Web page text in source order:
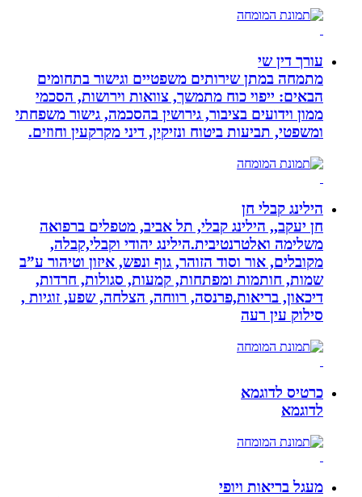
עורך דין שי
מתמחה במתן שירותים משפטיים וגישור בתחומים
הבאים: ייפוי כוח מתמשך, צוואות וירושות, הסכמי
ממון וידועים בציבור, גירושין בהסכמה, גישור משפחתי
ומשפטי, תביעות ביטוח ונזיקין, דיני מקרקעין וחוזים.
הילינג קבלי חן
חן יעקב,, הילינג קבלי, תל אביב, מטפלים ברפואה
משלימה ואלטרנטיבית.הילינג יהודי וקבלי,קבלה,
מקובלים, אור וסוד הזוהר, גוף ונפש, איזון וטיהור ע”ב
שמות, חותמות ומפתחות, קמעות, סגולות, חרדות,
דיכאון, בריאות,פרנסה, רווחה, הצלחה, שפע, זוגיות ,
סילוק עין רעה
כרטיס לדוגמא
לדוגמא
מעגל בריאות ויופי